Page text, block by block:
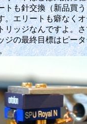
トも針交換（新品買
。エリートも癖なく
リッジなんですよ。
ジの最終目標はピー